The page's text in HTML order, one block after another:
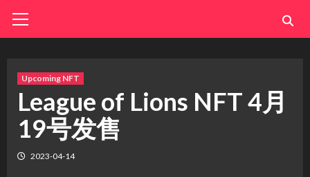
Menu
Upcoming NFT
League of Lions NFT 4月
19号发售
2023-04-14